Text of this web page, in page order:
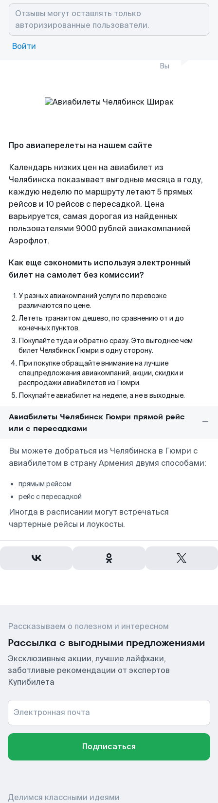
Войти
Вы
Про авиаперелеты на нашем сайте
Календарь низких цен на авиабилет из
Челябинска показывает выгодные месяца в году,
каждую неделю по маршруту летают 5 прямых
рейсов и 10 рейсов с пересадкой. Цена
варьируется, самая дорогая из найденных
пользователями 9000 рублей авиакомпанией
Аэрофлот.
Как еще сэкономить используя электронный
билет на самолет без комиссии?
У разных авиакомпаний услуги по перевозке
различаются по цене.
Лететь транзитом дешево, по сравнению от и до
конечных пунктов.
Покупайте туда и обратно сразу. Это выгоднее чем
билет Челябинск Гюмри в одну сторону.
При покупке обращайте внимание на лучшие
спецпредложения авиакомпаний, акции, скидки и
распродажи авиабилетов из Гюмри.
Покупайте авиабилет на неделе, а не в выходные.
Авиабилеты Челябинск Гюмри прямой рейс
или с пересадками
Вы можете добраться из Челябинска в Гюмри с
авиабилетом в страну Армения двумя способами:
прямым рейсом
рейс с пересадкой
Иногда в расписании могут встречаться
чартерные рейсы и лоукосты.
Рассказываем о полезном и интересном
Рассылка с выгодными предложениями
Эксклюзивные акции, лучшие лайфхаки,
заботливые рекомендации от экспертов
Купибилета
Электронная почта
Подписаться
Делимся классными идеями